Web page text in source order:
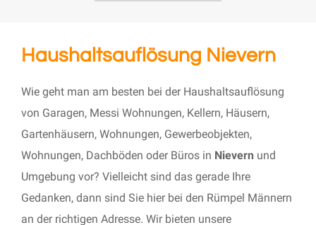
Haushaltsauflösung Nievern
Wie geht man am besten bei der Haushaltsauflösung
von Garagen, Messi Wohnungen, Kellern, Häusern,
Gartenhäusern, Wohnungen, Gewerbeobjekten,
Wohnungen, Dachböden oder Büros in Nievern und
Umgebung vor? Vielleicht sind das gerade Ihre
Gedanken, dann sind Sie hier bei den Rümpel Männern
an der richtigen Adresse. Wir bieten unsere